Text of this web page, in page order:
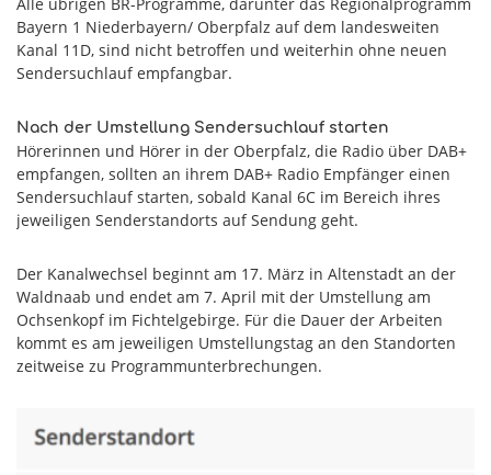
Bayern 1 Niederbayern/ Oberpfalz auf dem landesweiten
Kanal 11D, sind nicht betroffen und weiterhin ohne neuen
Sendersuchlauf empfangbar.
Nach der Umstellung Sendersuchlauf starten
Hörerinnen und Hörer in der Oberpfalz, die Radio über DAB+
empfangen, sollten an ihrem DAB+ Radio Empfänger einen
Sendersuchlauf starten, sobald Kanal 6C im Bereich ihres
jeweiligen Senderstandorts auf Sendung geht.
Der Kanalwechsel beginnt am 17. März in Altenstadt an der
Waldnaab und endet am 7. April mit der Umstellung am
Ochsenkopf im Fichtelgebirge. Für die Dauer der Arbeiten
kommt es am jeweiligen Umstellungstag an den Standorten
zeitweise zu Programmunterbrechungen.